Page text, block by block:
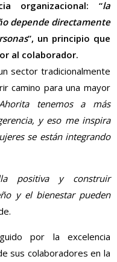
organizacional: “la
depende directamente
”, un principio que
al colaborador.
sector tradicionalmente
camino para una mayor
tenemos a más
y eso me inspira
se están integrando
positiva y construir
y el bienestar pueden
por la excelencia
sus colaboradores en la